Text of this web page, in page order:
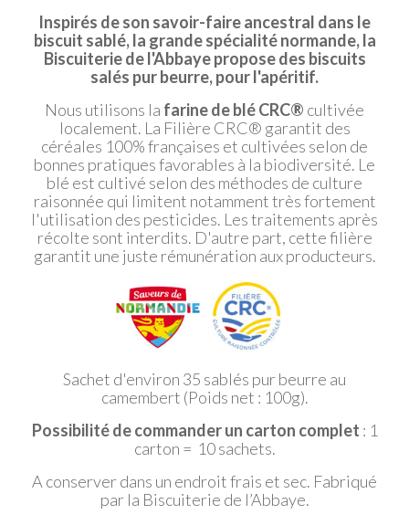
Inspirés de son savoir-faire ancestral dans le
biscuit sablé, la grande spécialité normande, la
Biscuiterie de l'Abbaye propose des biscuits
salés pur beurre, pour l'apéritif.
Nous utilisons la farine de blé CRC® cultivée
localement. La Filière CRC® garantit des
céréales 100% françaises et cultivées selon de
bonnes pratiques favorables à la biodiversité. Le
blé est cultivé selon des méthodes de culture
raisonnée qui limitent notamment très fortement
l'utilisation des pesticides. Les traitements après
récolte sont interdits. D'autre part, cette filière
garantit une juste rémunération aux producteurs.
Sachet d'environ 35 sablés pur beurre au
camembert (Poids net : 100g).
Possibilité de commander un carton complet : 1
carton = 10 sachets.
A conserver dans un endroit frais et sec. Fabriqué
par la Biscuiterie de l’Abbaye.